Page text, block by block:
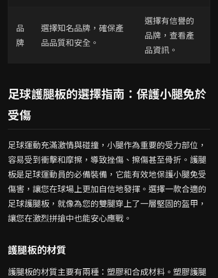
品
牌
選擇知名品牌，確保產
品品質和安全。
選擇有信譽的
品牌，查看產
品資訊。
足球護腿板的選擇指南：保護小腿免於
受傷
足球運動充滿激情與碰撞，小腿作為重要的受力部位，
容易受到衝擊和摩擦，導致挫傷、擦傷甚至骨折。護腿
板是足球運動員的必備裝備，它能有效地保護小腿免受
傷害，讓您在球場上更加自信地發揮。選擇一款合適的
足球護腿板，就像為您的雙腿穿上了一層堅固的盔甲，
讓您在激烈拼搶中也能安心應戰。
護腿板的材質
護腿板的材質主要有兩種：塑膠和合成材料。塑膠護腿